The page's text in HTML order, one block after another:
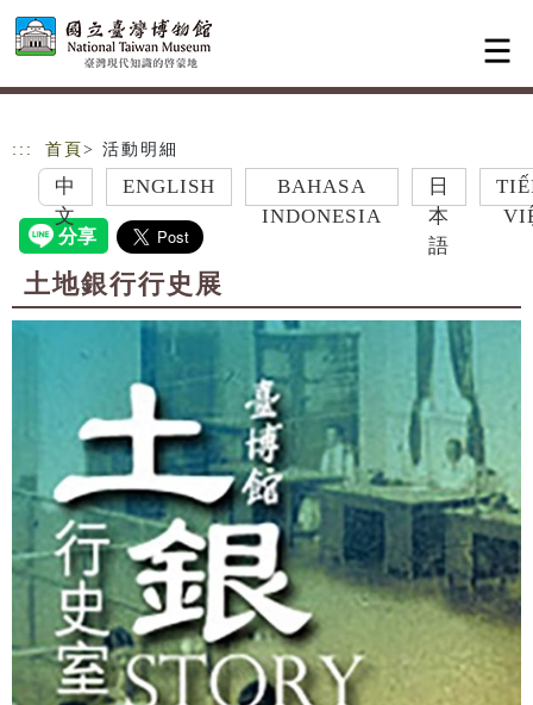
跳到主要內容
網站導覽
::: 首頁 > 活動明細
中
文
ENGLISH
BAHASA
INDONESIA
日
本
TIẾNG
VIỆT
土地銀行行史展